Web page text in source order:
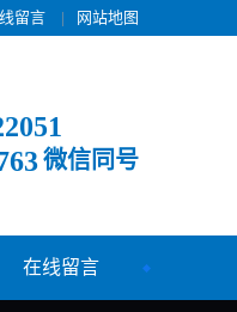
留言 | 网站地图
微信同号
在线留言